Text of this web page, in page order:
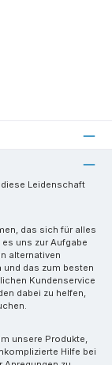
Leidenschaft
das sich für alles
uns zur Aufgabe
alternativen
und das zum besten
Kundenservice
dabei zu helfen,
unsere Produkte,
Hilfe bei